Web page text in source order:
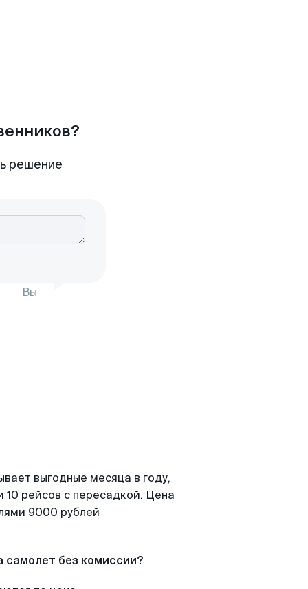
решение
Вы
выгодные месяца в году,
рейсов с пересадкой. Цена
9000 рублей
самолет без комиссии?